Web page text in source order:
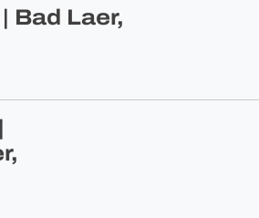
Bad Laer,